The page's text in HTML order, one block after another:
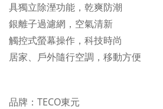
具獨立除溼功能，乾爽防潮
銀離子過濾網，空氣清新
觸控式螢幕操作，科技時尚
居家、戶外隨行空調，移動方便
品牌：TECO東元